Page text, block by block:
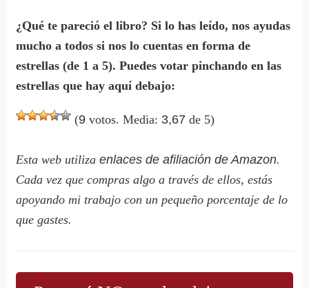
¿Qué te pareció el libro? Si lo has leído, nos ayudas
mucho a todos si nos lo cuentas en forma de
estrellas (de 1 a 5). Puedes votar pinchando en las
estrellas que hay aquí debajo:
(9 votos. Media: 3,67 de 5)
Esta web utilizaenlaces de afiliación de Amazon.
Cada vez que compras algo a través de ellos, estás
apoyando mi trabajo con un pequeño porcentaje de lo
que gastes.